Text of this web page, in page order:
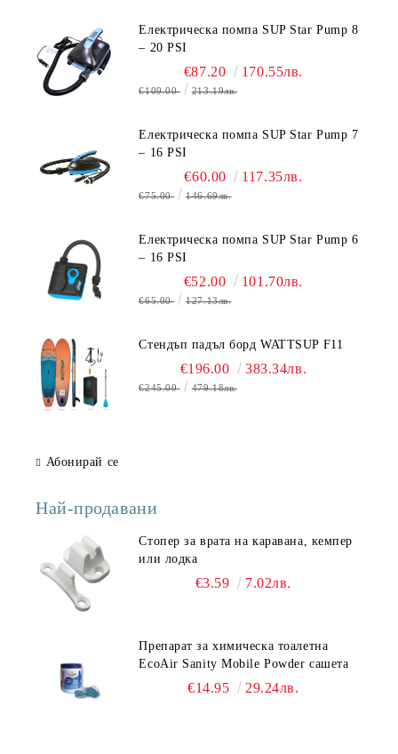
Електрическа помпа SUP Star Pump 8
– 20 PSI
€87.20 170.55лв.
€109.00 213.19лв.
Електрическа помпа SUP Star Pump 7
– 16 PSI
€60.00 117.35лв.
€75.00 146.69лв.
Електрическа помпа SUP Star Pump 6
– 16 PSI
€52.00 101.70лв.
€65.00 127.13лв.
Стендъп падъл борд WATTSUP F11
€196.00 383.34лв.
€245.00 479.18лв.
Абонирай се
Най-продавани
Стопер за врата на каравана, кемпер
или лодка
€3.59 7.02лв.
Препарат за химическа тоалетна
EcoAir Sanity Mobile Powder сашета
€14.95 29.24лв.